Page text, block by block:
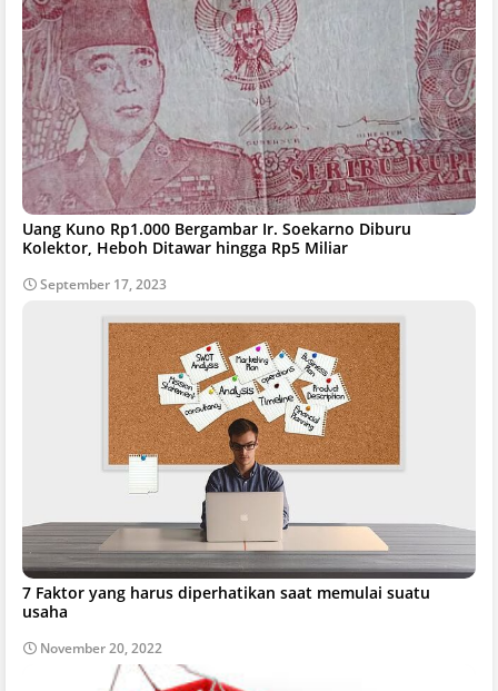
Uang Kuno Rp1.000 Bergambar Ir. Soekarno Diburu
Kolektor, Heboh Ditawar hingga Rp5 Miliar
September 17, 2023
7 Faktor yang harus diperhatikan saat memulai suatu
usaha
November 20, 2022